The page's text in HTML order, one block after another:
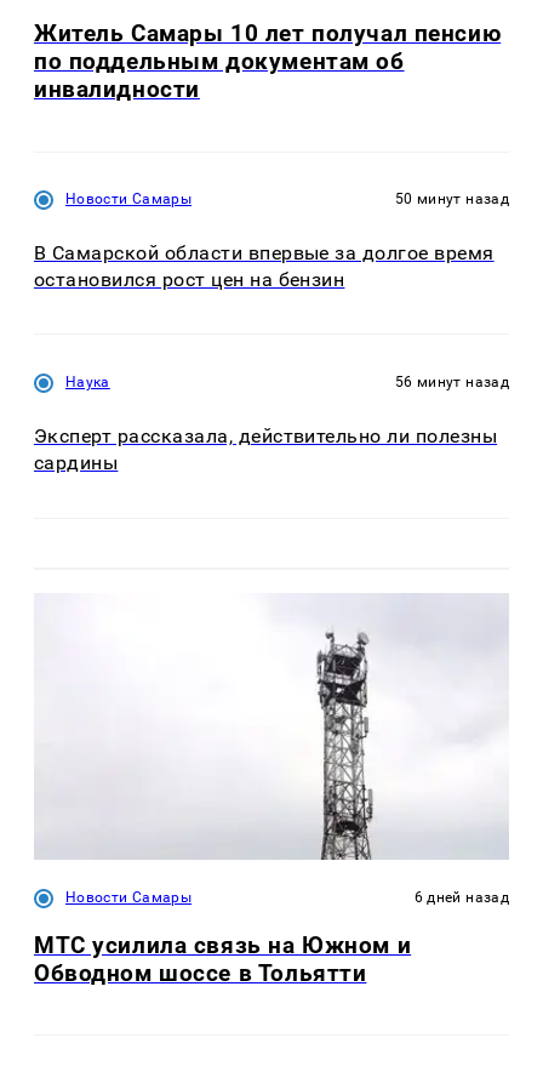
Житель Самары 10 лет получал пенсию
по поддельным документам об
инвалидности
Новости Самары 50 минут назад
В Самарской области впервые за долгое время
остановился рост цен на бензин
Наука 56 минут назад
Эксперт рассказала, действительно ли полезны
сардины
Новости Самары 6 дней назад
МТС усилила связь на Южном и
Обводном шоссе в Тольятти